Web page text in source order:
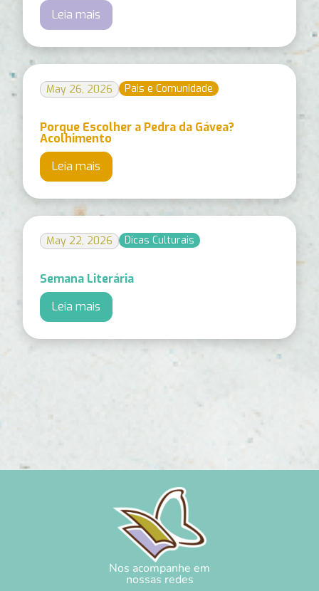
Leia mais
May 26, 2026 Pais e Comunidade
Porque Escolher a Pedra da Gávea?
Acolhimento
Leia mais
May 22, 2026 Dicas Culturais
Semana Literária
Leia mais
Nos acompanhe em
nossas redes